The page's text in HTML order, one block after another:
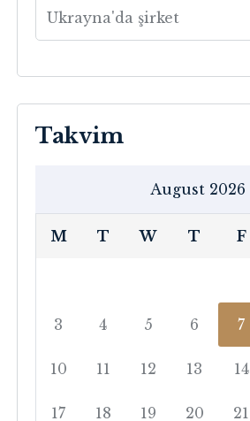
Ukrayna'da şirket
Takvim
August 2026
M T W T F
3 4 5 6 7
10 11 12 13 14
17 18 19 20 21